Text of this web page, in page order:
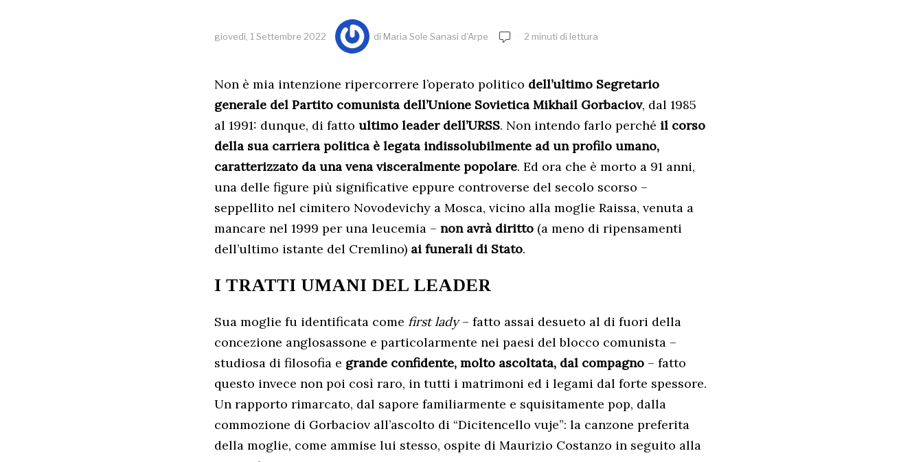
giovedì, 1 Settembre 2022 di Maria Sole Sanasi d'Arpe 2 minuti di lettura
Non è mia intenzione ripercorrere l’operato politico dell’ultimo Segretario
generale del Partito comunista dell’Unione Sovietica Mikhail Gorbaciov, dal 1985
al 1991: dunque, di fatto ultimo leader dell’URSS. Non intendo farlo perché il corso
della sua carriera politica è legata indissolubilmente ad un profilo umano,
caratterizzato da una vena visceralmente popolare. Ed ora che è morto a 91 anni,
una delle figure più significative eppure controverse del secolo scorso –
seppellito nel cimitero Novodevichy a Mosca, vicino alla moglie Raissa, venuta a
mancare nel 1999 per una leucemia – non avrà diritto (a meno di ripensamenti
dell’ultimo istante del Cremlino) ai funerali di Stato.
I TRATTI UMANI DEL LEADER
Sua moglie fu identificata come first lady– fatto assai desueto al di fuori della
concezione anglosassone e particolarmente nei paesi del blocco comunista –
studiosa di filosofia e grande confidente, molto ascoltata, dal compagno – fatto
questo invece non poi così raro, in tutti i matrimoni ed i legami dal forte spessore.
Un rapporto rimarcato, dal sapore familiarmente e squisitamente pop, dalla
commozione di Gorbaciov all’ascolto di “Dicitencello vuje”: la canzone preferita
della moglie, come ammise lui stesso, ospite di Maurizio Costanzo in seguito alla